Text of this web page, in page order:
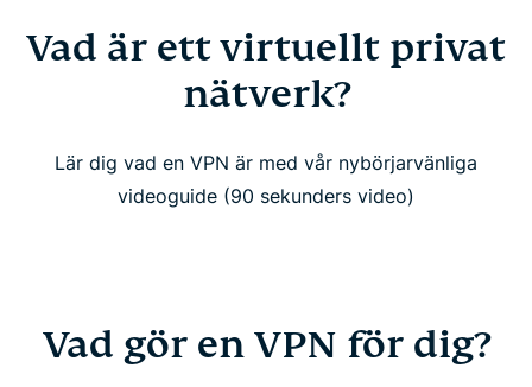
Vad är ett virtuellt privat nätverk?
Vad gör en VPN för dig?
Vem bör använda en VPN?
Hur fungerar en VPN?
Vad är ett virtuellt privat
nätverk?
Lär dig vad en VPN är med vår nybörjarvänliga
videoguide (90 sekunders video)
Vad gör en VPN för dig?